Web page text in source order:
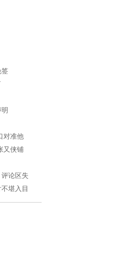
签
对准他
又侠铺
论区失
堪入目